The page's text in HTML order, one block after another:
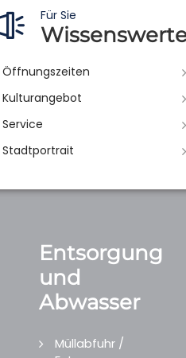
Für Sie
Öffnungszeiten
Kulturangebot
Service
Stadtportrait
Entsorgung
und
Abwasser
Müllabfuhr /